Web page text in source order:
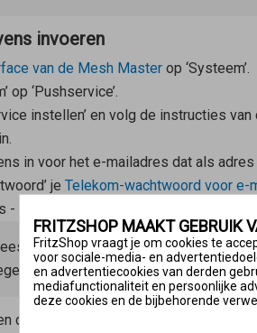
invoeren
van de Mesh Masterop ‘Systeem’.
op ‘Pushservice’.
instellen’ en volg de instructies
in voor het e-mailadres dat als
je Telekom-wachtwoord voor e-
- meer instellingen’ (‘Accountgegevens
vult deMesh Masterde
krijg je van je e-mailprovider.
de naam van de SMTP-server van je
FRITZSHOP MAAKT GEBRUIK
FritzShop vraagt je om cookies te
voor sociale-media- en
en advertentiecookies van derden
mediafunctionaliteit en persoonlijke
deze cookies en de bijbehorende